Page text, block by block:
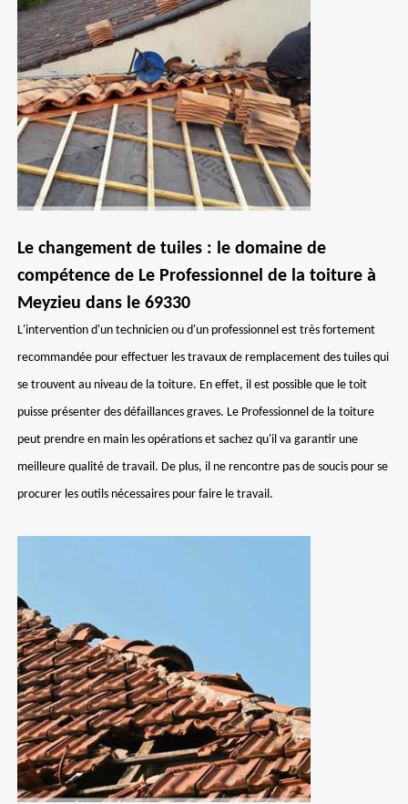
Le changement de tuiles : le domaine de
compétence de Le Professionnel de la toiture à
Meyzieu dans le 69330
L'intervention d'un technicien ou d'un professionnel est très fortement
recommandée pour effectuer les travaux de remplacement des tuiles qui
se trouvent au niveau de la toiture. En effet, il est possible que le toit
puisse présenter des défaillances graves. Le Professionnel de la toiture
peut prendre en main les opérations et sachez qu'il va garantir une
meilleure qualité de travail. De plus, il ne rencontre pas de soucis pour se
procurer les outils nécessaires pour faire le travail.